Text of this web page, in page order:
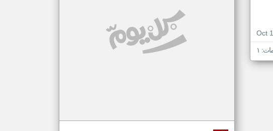
مصادر الأخبار من موريتانيا
Oct
١